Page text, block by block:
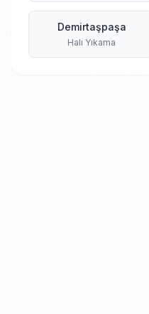
Demirtaşpaşa
Halı Yıkama